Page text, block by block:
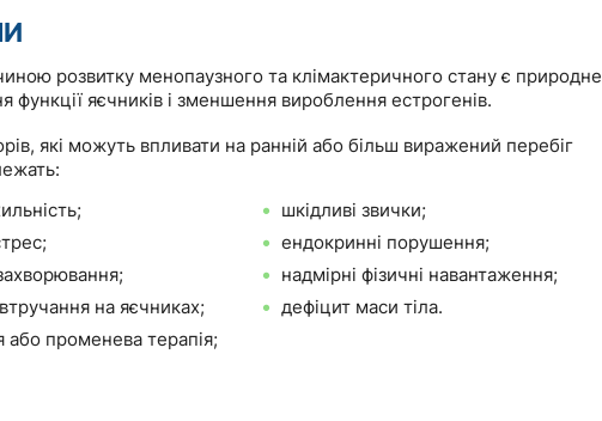
розвитку менопаузного та клімактеричного стану є природне
функції яєчників і зменшення вироблення естрогенів.
які можуть впливати на ранній або більш виражений перебіг
на яєчниках;
або променева терапія;
шкідливі звички;
ендокринні порушення;
надмірні фізичні навантаження;
дефіцит маси тіла.